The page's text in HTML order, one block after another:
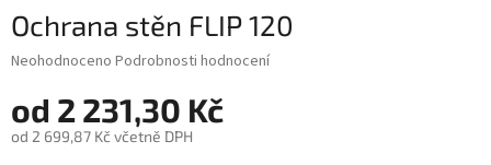
Ochrana stěn FLIP 120
Průměrné
produktu
je
0,0
Neohodnoceno Podrobnosti hodnocení
od 2 231,30 Kč
od 2 699,87 Kč včetně DPH